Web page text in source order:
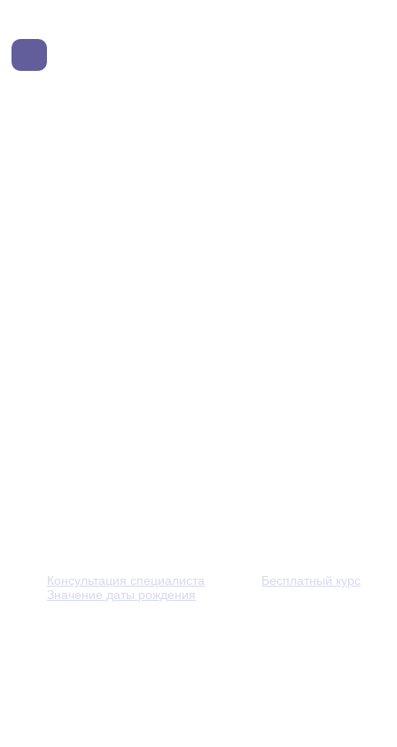
Консультация специалиста
Бесплатный курс
Значение даты рождения